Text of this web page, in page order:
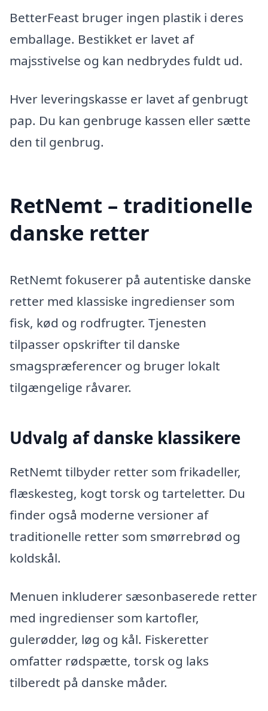
BetterFeast bruger ingen plastik i deres
emballage. Bestikket er lavet af
majsstivelse og kan nedbrydes fuldt ud.
Hver leveringskasse er lavet af genbrugt
pap. Du kan genbruge kassen eller sætte
den til genbrug.
RetNemt – traditionelle
danske retter
RetNemt fokuserer på autentiske danske
retter med klassiske ingredienser som
fisk, kød og rodfrugter. Tjenesten
tilpasser opskrifter til danske
smagspræferencer og bruger lokalt
tilgængelige råvarer.
Udvalg af danske klassikere
RetNemt tilbyder retter som frikadeller,
flæskesteg, kogt torsk og tarteletter. Du
finder også moderne versioner af
traditionelle retter som smørrebrød og
koldskål.
Menuen inkluderer sæsonbaserede retter
med ingredienser som kartofler,
gulerødder, løg og kål. Fiskeretter
omfatter rødspætte, torsk og laks
tilberedt på danske måder.